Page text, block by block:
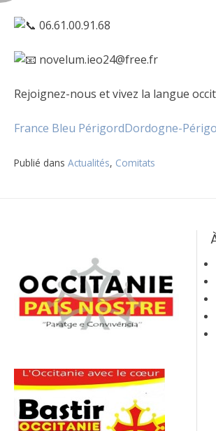
06.61.00.91.68
novelum.ieo24@free.fr
Rejoignez-nous et vivez la langue
France Bleu PérigordDordogne-
Publié dans Actualités, Comitats
l’article